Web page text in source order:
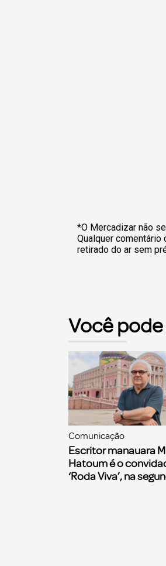
*O Mercadizar não
Qualquer
retirado do ar sem
Você pode
Comunicação
Escritor manauara
Hatoum é o
‘Roda Viva’, na